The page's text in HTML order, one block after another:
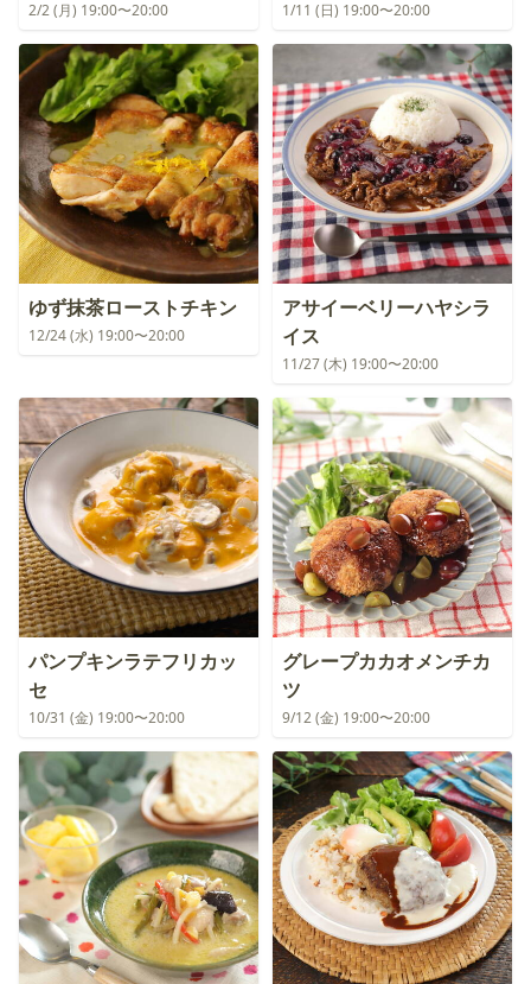
2/2 (月) 19:00〜20:00 1/11 (日) 19:00〜20:00
ゆず抹茶ローストチキン
12/24 (水) 19:00〜20:00
アサイーベリーハヤシラ
イス
11/27 (木) 19:00〜20:00
パンプキンラテフリカッ
セ
10/31 (金) 19:00〜20:00
グレープカカオメンチカ
ツ
9/12 (金) 19:00〜20:00